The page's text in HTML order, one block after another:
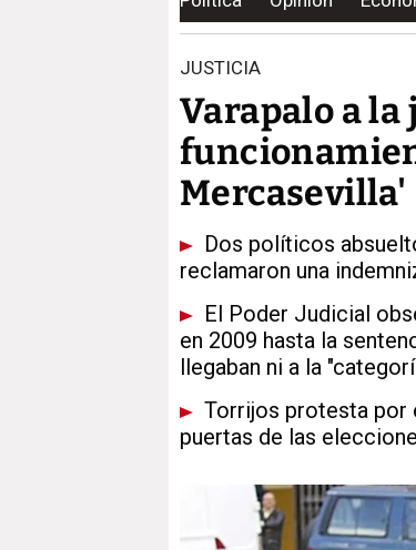
JUSTICIA
Varapalo a la
Mercasevilla'
Dos políticos
reclamaron una
El Poder Judicial
en 2009 hasta la
llegaban ni a la
Torrijos protesta por
puertas de las